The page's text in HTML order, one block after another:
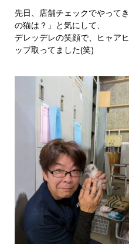
先日、店舗チェックでやって
の猫は？」と気にして、
デレッデレの笑顔で、ヒャア
ップ取ってました(笑)